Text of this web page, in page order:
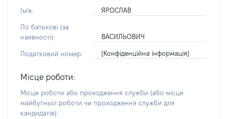
Ім'я: ЯРОСЛАВ
По батькові (за
наявності):
ВАСИЛЬОВИЧ
Податковий номер: [Конфіденційна інформація]
Місце роботи:
Місце роботи або проходження служби (або місце
майбутньої роботи чи проходження служби для
кандидатів):